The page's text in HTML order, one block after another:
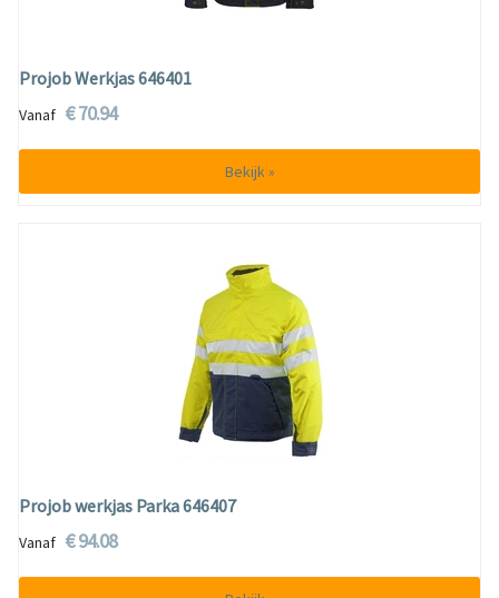
Projob Werkjas 646401
Vanaf € 70.94
Bekijk »
Projob werkjas Parka 646407
Vanaf € 94.08